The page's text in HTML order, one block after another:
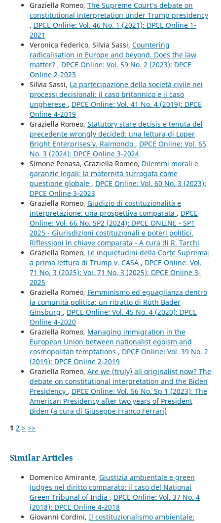
Graziella Romeo, The Supreme Court’s debate on
constitutional interpretation under Trump presidency
, DPCE Online: Vol. 46 No. 1 (2021): DPCE Online 1-
2021
Veronica Federico, Silvia Sassi, Countering
radicalisation in Europe and beyond. Does the law
matter? , DPCE Online: Vol. 59 No. 2 (2023): DPCE
Online 2-2023
Silvia Sassi, La partecipazione della società civile nei
processi decisionali: il caso britannico e il caso
ungherese , DPCE Online: Vol. 41 No. 4 (2019): DPCE
Online 4-2019
Graziella Romeo, Statutory stare decisis e tenuta del
precedente wrongly decided: una lettura di Loper
Bright Enterprises v. Raimondo , DPCE Online: Vol. 65
No. 3 (2024): DPCE Online 3-2024
Simone Penasa, Graziella Romeo, Dilemmi morali e
garanzie legali: la maternità surrogata come
questione globale , DPCE Online: Vol. 60 No. 3 (2023):
DPCE Online 3-2023
Graziella Romeo, Giudizio di costituzionalità e
interpretazione: una prospettiva comparata , DPCE
Online: Vol. 66 No. SP2 (2024): DPCE ONLINE - SP1
2025 - Giurisdizioni costituzionali e poteri politici.
Riflessioni in chiave comparata - A cura di R. Tarchi
Graziella Romeo, Le inquietudini della Corte Suprema:
a prima lettura di Trump v. CASA , DPCE Online: Vol.
71 No. 3 (2025): Vol. 71 No. 3 (2025): DPCE Online 3-
2025
Graziella Romeo, Femminismo ed eguaglianza dentro
la comunità politica: un ritratto di Ruth Bader
Ginsburg , DPCE Online: Vol. 45 No. 4 (2020): DPCE
Online 4-2020
Graziella Romeo, Managing immigration in the
European Union between nationalist egoism and
cosmopolitan temptations , DPCE Online: Vol. 39 No. 2
(2019): DPCE Online 2-2019
Graziella Romeo, Are we (truly) all originalist now? The
debate on constitutional interpretation and the Biden
Presidency , DPCE Online: Vol. 56 No. Sp 1 (2023): The
American Presidency after two years of President
Biden (a cura di Giuseppe Franco Ferrari)
1 2 > >>
Similar Articles
Domenico Amirante, Giustizia ambientale e green
judges nel diritto comparato: il caso del National
Green Tribunal of India , DPCE Online: Vol. 37 No. 4
(2018): DPCE Online 4-2018
Giovanni Cordini, Il costituzionalismo ambientale: